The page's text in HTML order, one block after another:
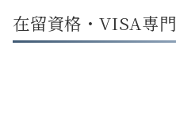
在留資格・VISA専門